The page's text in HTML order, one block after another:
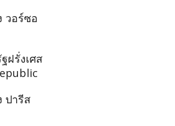
วอร์ซอ
ฝรั่งเศส
ปารีส